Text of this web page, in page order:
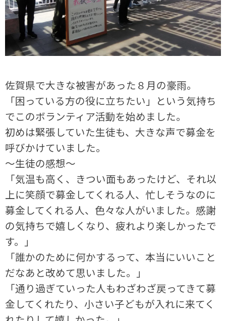
佐賀県で大きな被害があった８月の豪雨。
「困っている方の役に立ちたい」という気持ち
でこのボランティア活動を始めました。
初めは緊張していた生徒も、大きな声で募金を
呼びかけていました。
～生徒の感想～
「気温も高く、きつい面もあったけど、それ以
上に笑顔で募金してくれる人、忙しそうなのに
募金してくれる人、色々な人がいました。感謝
の気持ちで嬉しくなり、疲れより楽しかったで
す。」
「誰かのために何かするって、本当にいいこと
だなあと改めて思いました。」
「通り過ぎていった人もわざわざ戻ってきて募
金してくれたり、小さい子どもが入れに来てく